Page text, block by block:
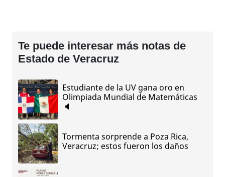
Te puede interesar más notas de
Estado de Veracruz
Estudiante de la UV gana oro en
Olimpiada Mundial de Matemáticas
🔈
Tormenta sorprende a Poza Rica,
Veracruz; estos fueron los daños